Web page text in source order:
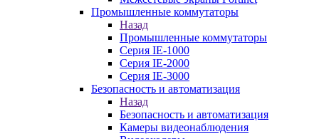
Промышленные коммутаторы
Назад
Промышленные коммутаторы
Серия IE-1000
Серия IE-2000
Серия IE-3000
Безопасность и автоматизация
Назад
Безопасность и автоматизация
Камеры видеонаблюдения